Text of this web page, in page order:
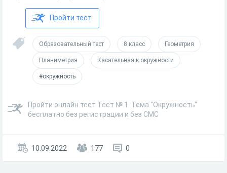
Пройти тест
Образовательный тест 8 класс Геометрия
Планиметрия Касательная к окружности
#окружность
Пройти онлайн тест Тест № 1. Тема "Окружность"
бесплатно без регистрации и без СМС
10.09.2022 177 0